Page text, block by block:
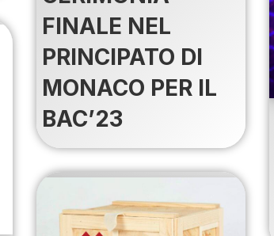
FINALE NEL
PRINCIPATO DI
MONACO PER IL
BAC’23